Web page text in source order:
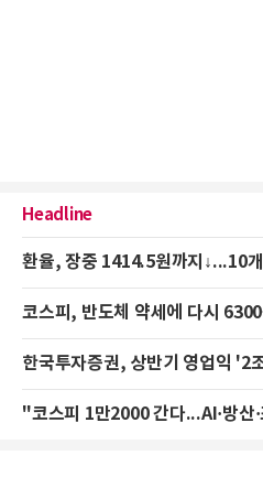
Headline
환율, 장중 1414.5원까지↓...10개
코스피, 반도체 약세에 다시
한국투자증권, 상반기 영업익 '2
"코스피 1만2000 간다...AI·방산